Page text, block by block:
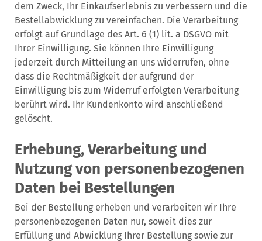
dem Zweck, Ihr Einkaufserlebnis zu verbessern und die
Bestellabwicklung zu vereinfachen. Die Verarbeitung
erfolgt auf Grundlage des Art. 6 (1) lit. a DSGVO mit
Ihrer Einwilligung. Sie können Ihre Einwilligung
jederzeit durch Mitteilung an uns widerrufen, ohne
dass die Rechtmäßigkeit der aufgrund der
Einwilligung bis zum Widerruf erfolgten Verarbeitung
berührt wird. Ihr Kundenkonto wird anschließend
gelöscht.
Erhebung, Verarbeitung und
Nutzung von personenbezogenen
Daten bei Bestellungen
Bei der Bestellung erheben und verarbeiten wir Ihre
personenbezogenen Daten nur, soweit dies zur
Erfüllung und Abwicklung Ihrer Bestellung sowie zur